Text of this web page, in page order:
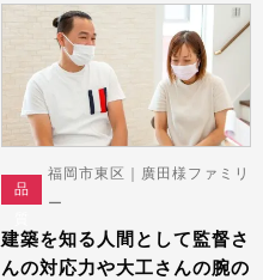
品
福岡市東区｜廣田様ファミリ
ー
建築を知る人間として監督さ
んの対応力や大工さんの腕の